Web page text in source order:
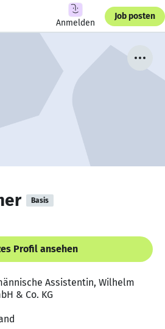
Anmelden
Job posten
Basis
Profil ansehen
Assistentin, Wilhelm
& Co. KG